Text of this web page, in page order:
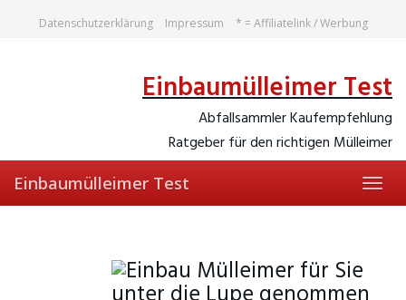
Datenschutzerklärung Impressum * = Affiliatelink / Werbung
Einbaumülleimer Test
Abfallsammler Kaufempfehlung
Ratgeber für den richtigen Mülleimer
Einbaumülleimer Test